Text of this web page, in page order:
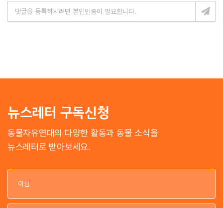
뉴스레터 구독신청
동물자유연대의 다양한 활동과 동물 소식을
뉴스레터로 받아보세요.
이